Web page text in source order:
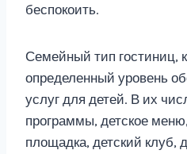
беспокоить.
Семейный тип гостиниц,
определенный уровень
услуг для детей. В их
программы, детское
площадка, детский клуб,